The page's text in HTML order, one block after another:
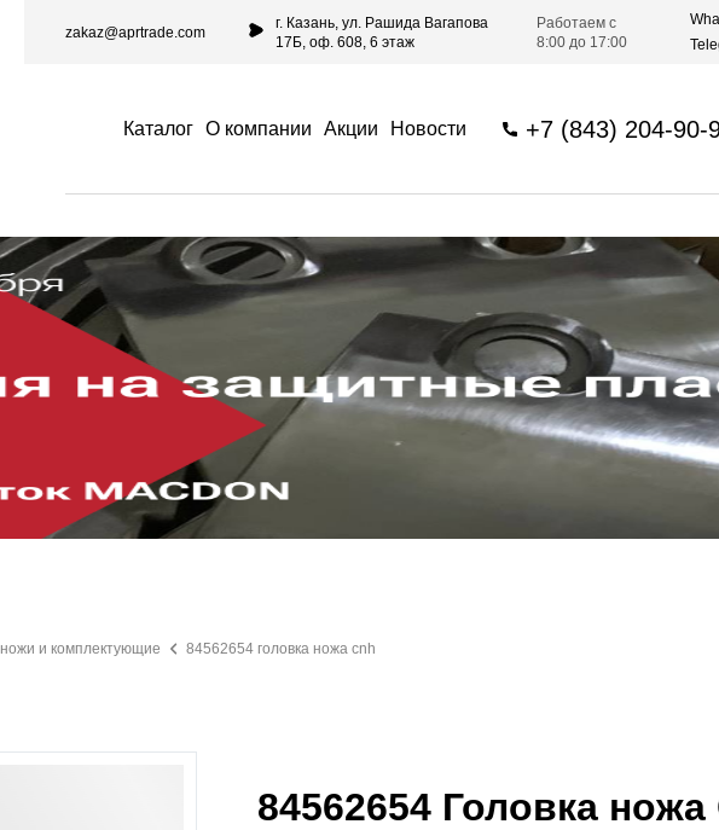
zakaz@aprtrade.com
г. Казань, ул. Рашида Вагапова
17Б, оф. 608, 6 этаж
Работаем с
8:00 до 17:00
Каталог О компании Акции Новости +7 (843) 204-90-
ножи и комплектующие 84562654 головка ножа cnh
84562654 Головка ножа